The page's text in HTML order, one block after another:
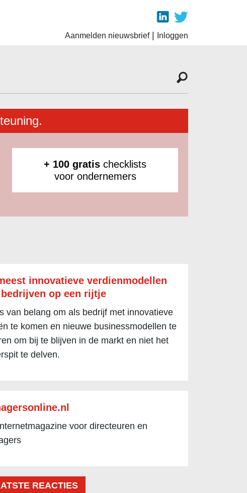
Aanmelden nieuwsbrief| Inloggen
+ 100 gratis checklists
voor ondernemers
innovatieve verdienmodellen
op een rijtje
van belang om als bedrijf met innovatieve
te komen en nieuwe businessmodellen te
om bij te blijven in de markt en niet het
te delven.
voor directeuren en
REACTIES